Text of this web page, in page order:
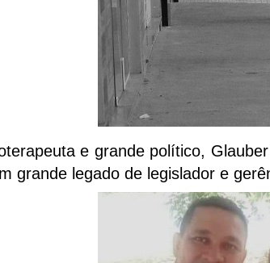
e grande político,
grande legado de legislador e